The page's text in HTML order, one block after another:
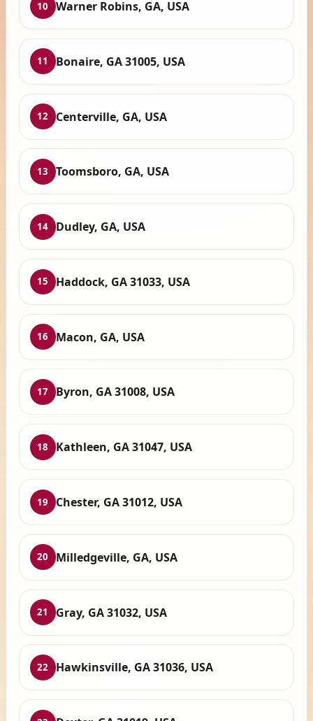
10 Warner Robins, GA, USA
11 Bonaire, GA 31005, USA
12 Centerville, GA, USA
13 Toomsboro, GA, USA
14 Dudley, GA, USA
15 Haddock, GA 31033, USA
16 Macon, GA, USA
17 Byron, GA 31008, USA
18 Kathleen, GA 31047, USA
19 Chester, GA 31012, USA
20 Milledgeville, GA, USA
21 Gray, GA 31032, USA
22 Hawkinsville, GA 31036, USA